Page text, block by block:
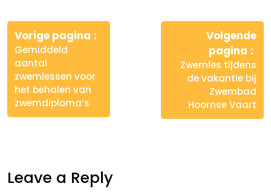
Berichtnavigatie
Vorige pagina
Gemiddeld
aantal
zwemlessen voor
het behalen van
zwemdiploma’s
Volgende
pagina
Zwemles tijdens
de vakantie bij
Zwembad
Hoornse Vaart
Leave a Reply